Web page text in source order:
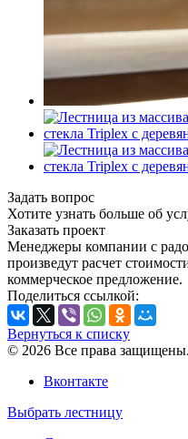
Задать вопрос
Хотите узнать больше об
Заказать проект
Менеджеры компании с
произведут расчет
коммерческое предложение.
Поделиться ссылкой:
Вернуться к списку
© 2026 Все права защищены.
Вконтакте
Выбрать лестницу